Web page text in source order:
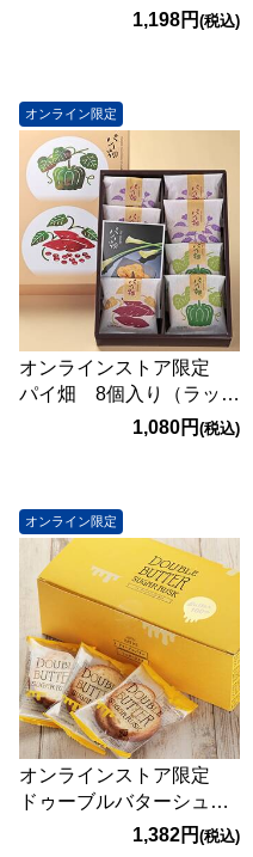
1,198円(税込)
オンライン限定
オンラインストア限定
パイ畑 8個入り（ラッピ
ング済）【賞味期限：
1,080円(税込)
オンライン限定
オンラインストア限定
ドゥーブルバターシュガ
ーラスク 12袋入【賞味
1,382円(税込)